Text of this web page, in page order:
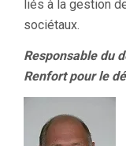
liés à la gestion
sociétaux.
Responsable du
Renfort pour le